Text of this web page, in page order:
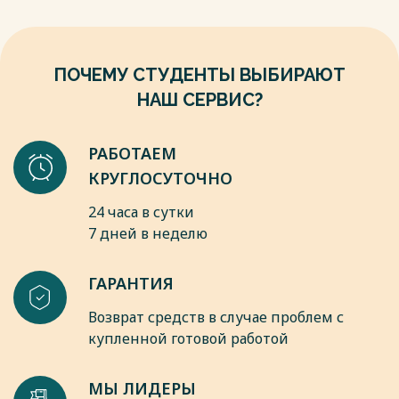
противоправности), либо в форме неосторожности (когда
является также момент установления вины, поскольку
ответственность наступает только при наличии вины
ПОЧЕМУ СТУДЕНТЫ ВЫБИРАЮТ
НАШ СЕРВИС?
РАБОТАЕМ
КРУГЛОСУТОЧНО
24 часа в сутки
7 дней в неделю
ГАРАНТИЯ
Возврат средств в случае проблем с
купленной готовой работой
МЫ ЛИДЕРЫ